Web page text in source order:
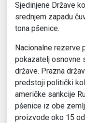
Sjedinjene Države
srednjem zapadu
tona pšenice.
Nacionalne rezerve
pokazatelj osnovne
države. Prazna
predstoji politički
američke sankcije
pšenice iz obe
proizvode oko 15